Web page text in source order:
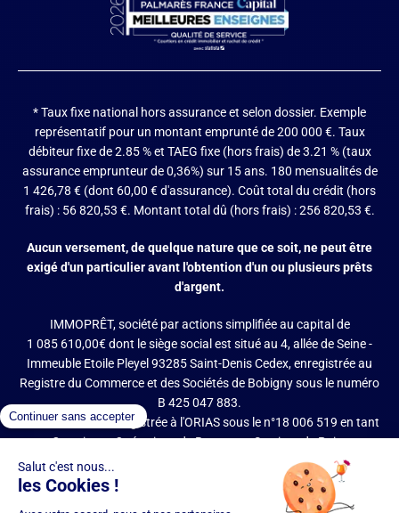
* Taux fixe national hors assurance et selon dossier. Exemple
représentatif pour un montant emprunté de 200 000 €. Taux
débiteur fixe de 2.85 % et TAEG fixe (hors frais) de 3.21 % (taux
assurance emprunteur de 0,36%) sur 15 ans. 180 mensualités de
1 426,78 € (dont 60,00 € d'assurance). Coût total du crédit (hors
frais) : 56 820,53 €. Montant total dû (hors frais) : 256 820,53 €.
Aucun versement, de quelque nature que ce soit, ne peut être
exigé d'un particulier avant l'obtention d'un ou plusieurs prêts
d'argent.
IMMOPRÊT, société par actions simplifiée au capital de
1 085 610,00€ dont le siège social est situé au 4, allée de Seine -
Immeuble Etoile Pleyel 93285 Saint-Denis Cedex, enregistrée au
Registre du Commerce et des Sociétés de Bobigny sous le numéro
B 425 047 883.
IMMOPRÊT est enregistrée à l'ORIAS sous le n°18 006 519 en tant
que Courtier en Opérations de Banque et Services de Paiement
(COBSP), Mandataire d'intermédiaire en opérations de banque et
services de paiement (MIOBSP) de la société Partners Finances
(RCS Nancy n°404 681 496, Mandataire Non Exclusif, ORIAS n°07